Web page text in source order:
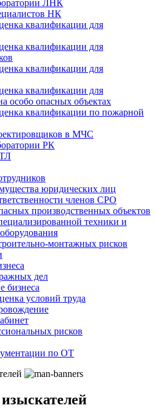
ЛНК
НК
квалификации для
квалификации для
квалификации для
квалификации для
особо опасных объектах
квалификации по пожарной
в МЧС
РК
юридических лиц
членов СРО
производственных объектов
техники и
монтажных рисков
дел
бизнеса
условий труда
рисков
по ОТ